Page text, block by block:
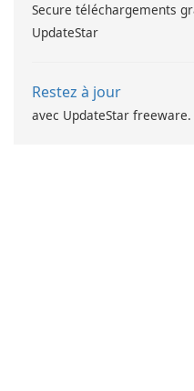
Secure téléchargements
UpdateStar
Restez à jour
avec UpdateStar freeware.